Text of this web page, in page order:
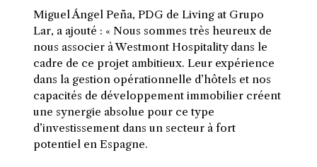
Miguel Ángel Peña, PDG de Living at Grupo
Lar, a ajouté : « Nous sommes très heureux de
nous associer à Westmont Hospitality dans le
cadre de ce projet ambitieux. Leur expérience
dans la gestion opérationnelle d’hôtels et nos
capacités de développement immobilier créent
une synergie absolue pour ce type
d’investissement dans un secteur à fort
potentiel en Espagne.